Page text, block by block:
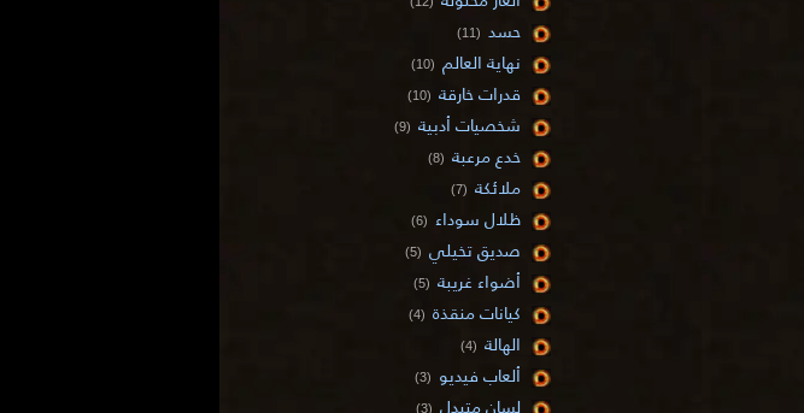
حسد (11)
نهاية العالم (10)
قدرات خارقة (10)
شخصيات أدبية (9)
خدع مرعبة (8)
ملائكة (7)
ظلال سوداء (6)
صديق تخيلي (5)
أضواء غريبة (5)
كيانات منقذة (4)
الهالة (4)
ألعاب فيديو (3)
لسان متبدل (3)